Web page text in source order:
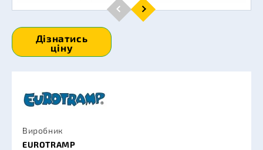
Дізнатись
ціну
Виробник
EUROTRAMP